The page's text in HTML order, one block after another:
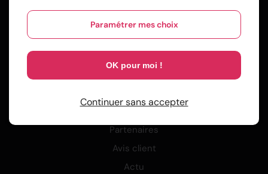
Nos prestations
Electricité
Plâtrerie peinture
Partenaires
Avis client
Actu
Paramétrer mes choix
OK pour moi !
Continuer sans accepter